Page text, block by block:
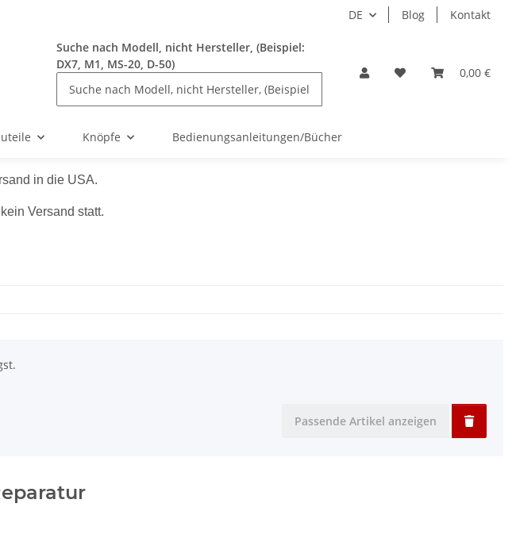
DE Blog Kontakt
Suche nach Modell, nicht Hersteller, (Beispiel:
DX7, M1, MS-20, D-50)
0,00 €
Knöpfe Bedienungsanleitungen/Bücher
in die USA.
Versand statt.
Passende Artikel anzeigen